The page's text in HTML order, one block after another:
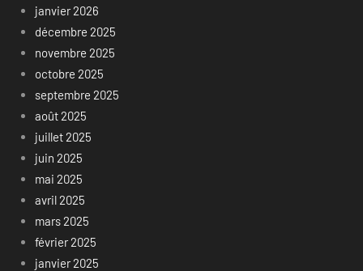
janvier 2026
décembre 2025
novembre 2025
octobre 2025
septembre 2025
août 2025
juillet 2025
juin 2025
mai 2025
avril 2025
mars 2025
février 2025
janvier 2025